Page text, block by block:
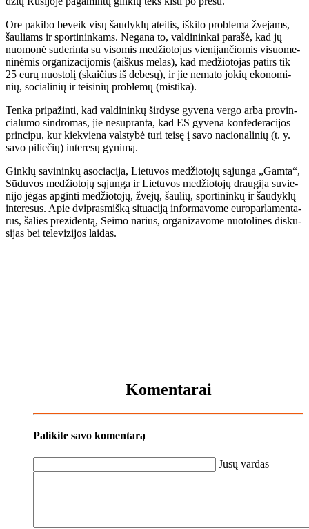
Ore pa­ki­bo be­veik vi­sų šau­dyk­lų at­ei­tis, iš­ki­lo pro­ble­ma žve­jams,
šau­liams ir spor­ti­nin­kams. Ne­ga­na to, val­di­nin­kai pa­ra­šė, kad jų
nuo­mo­nė su­de­rin­ta su vi­so­mis me­džio­to­jus vie­ni­jan­čio­mis vi­suo­me­
ni­nė­mis or­ga­ni­za­ci­jo­mis (aiš­kus me­las), kad me­džio­to­jas pa­tirs tik
25 eu­rų nuos­to­lį (skai­čius iš de­be­sų), ir jie ne­ma­to jo­kių eko­no­mi­
nių, so­cia­li­nių ir tei­si­nių pro­ble­mų (mis­ti­ka).
Ten­ka pri­pa­žin­ti, kad val­di­nin­kų šir­dy­se gy­ve­na ver­go ar­ba pro­vin­
cia­lu­mo sin­dro­mas, jie ne­su­pran­ta, kad ES gy­ve­na kon­fe­de­ra­ci­jos
prin­ci­pu, kur kiek­vie­na vals­ty­bė tu­ri tei­sę į sa­vo na­cio­na­li­nių (t. y.
sa­vo pi­lie­čių) in­te­re­sų gy­ni­mą.
Gin­klų sa­vi­nin­kų aso­cia­ci­ja, Lie­tu­vos me­džio­to­jų są­jun­ga „Gam­ta“,
Sū­du­vos me­džio­to­jų są­jun­ga ir Lie­tu­vos me­džio­to­jų drau­gi­ja su­vie­
ni­jo jė­gas ap­gin­ti me­džio­to­jų, žve­jų, šau­lių, spor­ti­nin­kų ir šau­dyk­lų
in­te­re­sus. Apie dvi­pras­miš­ką si­tu­a­ci­ją in­for­ma­vo­me eu­ro­par­la­men­ta­
rus, ša­lies pre­zi­den­tą, Sei­mo na­rius, or­ga­ni­za­vo­me nuo­to­li­nes dis­ku­
si­jas bei te­le­vi­zi­jos lai­das.
Komentarai
Palikite savo komentarą
Jūsų vardas